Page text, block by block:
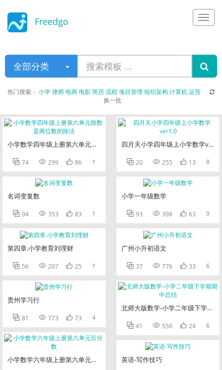
Freedgo
全部分类
热门搜索： 小学律师电商电影简历流程 项目管理 组织架构 计算机运营
换一批
小学数学四年级上册第六单元除数是两位数的除法
 74  299  86 1
名词变复数
 94  353  83 1
第四章.小学教育刘理财
 56  207  25 1
贵州学习行
 81  773  73 4
小学数学六年级上册第六单元百分数
四月天小学四年级上小学数学
 20  255  13 8
小学一年级数学
 93  398  63 9
广州小升初语文
 37  776  33 6
北师大版数学-小学二年级下学期期
 41  556  24 6
英语-写作技巧